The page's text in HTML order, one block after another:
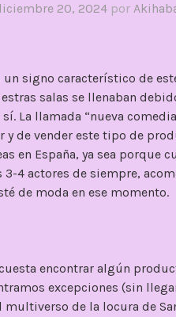
20, 2024 por
un signo característico de
salas se llenaban
La llamada “nueva
y de vender este tipo de
en España, ya sea porque
3-4 actores de siempre,
de moda en ese momento.
encontrar algún
excepciones (sin
de la locura de